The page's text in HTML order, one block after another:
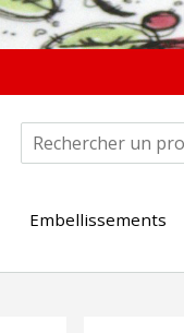
Embellissements